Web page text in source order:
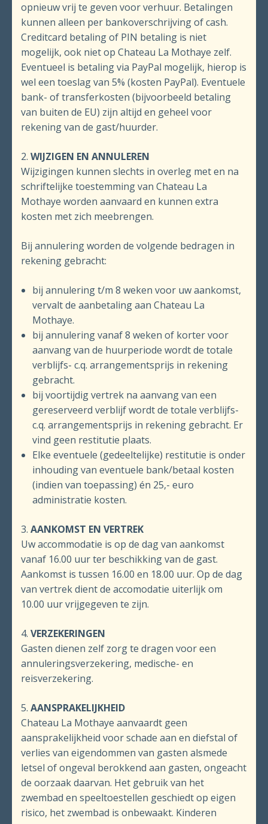
opnieuw vrij te geven voor verhuur. Betalingen
kunnen alleen per bankoverschrij­ving of cash.
Creditcard betaling of PIN betaling is niet
mogelijk, ook niet op Chateau La Mothaye zelf.
Eventueel is betaling via PayPal mogelijk, hierop is
wel een toeslag van 5% (kosten PayPal). Eventuele
bank- of transferkosten (bijvoorbeeld betaling
van buiten de EU) zijn altijd en geheel voor
rekening van de gast/huurder.
2. WIJZIGEN EN ANNULEREN
Wijzigingen kunnen slechts in overleg met en na
schriftelijke toestemming van Chateau La
Mothaye worden aanvaard en kunnen extra
kosten met zich meebrengen.
Bij annulering worden de volgende bedragen in
rekening gebracht:
bij annulering t/m 8 weken voor uw aankomst,
vervalt de aanbetaling aan Chateau La
Mothaye.
bij annulering vanaf 8 weken of korter voor
aanvang van de huurperiode wordt de totale
verblijfs- c.q. arrangementsprijs in rekening
gebracht.
bij voortijdig vertrek na aanvang van een
gereserveerd verblijf wordt de totale verblijfs-
c.q. arrange­mentsprijs in rekening gebracht. Er
vind geen restitutie plaats.
Elke eventuele (gedeeltelijke) restitutie is onder
inhouding van eventuele bank/betaal kosten
(indien van toepassing) én 25,- euro
administratie kosten.
3. AANKOMST EN VERTREK
Uw accommodatie is op de dag van aankomst
vanaf 16.00 uur ter beschikking van de gast.
Aankomst is tussen 16.00 en 18.00 uur. Op de dag
van vertrek dient de accomodatie uiterlijk om
10.00 uur vrijgegeven te zijn.
4. VERZEKERINGEN
Gasten dienen zelf zorg te dragen voor een
annuleringsverzekering, medische- en
reisverzekering.
5. AANSPRAKELIJKHEID
Chateau La Mothaye aanvaardt geen
aansprakelijkheid voor schade aan en diefstal of
verlies van eigendommen van gasten alsmede
letsel of ongeval berokkend aan gasten, ongeacht
de oorzaak daarvan. Het gebruik van het
zwembad en speeltoestellen geschiedt op eigen
risico, het zwembad is onbewaakt. Kinderen